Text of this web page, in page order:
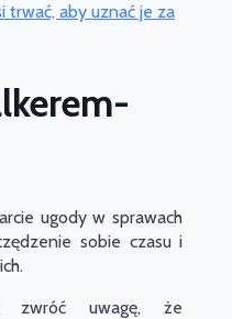
trwać, aby uznać je za
ugody w sprawach
sobie czasu i
zwróć uwagę, że